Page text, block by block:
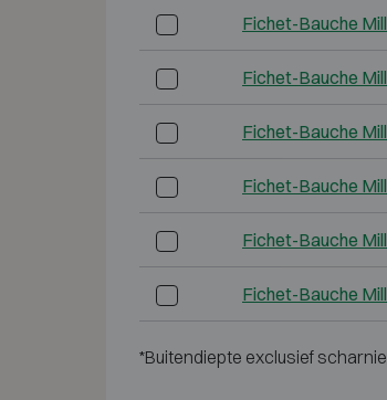
Fichet-Bauche
Fichet-Bauche
Fichet-Bauche
Fichet-Bauche
Fichet-Bauche
Fichet-Bauche
*Buitendiepte exclusief